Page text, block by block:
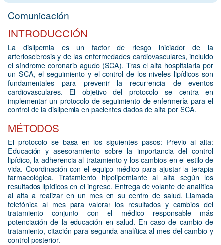
Comunicación
INTRODUCCIÓN
La dislipemia es un factor de riesgo iniciador de la
arteriosclerosis y de las enfermedades cardiovasculares, incluido
el síndrome coronario agudo (SCA). Tras el alta hospitalaria por
un SCA, el seguimiento y el control de los niveles lipídicos son
fundamentales para prevenir la recurrencia de eventos
cardiovasculares. El objetivo del protocolo se centra en
implementar un protocolo de seguimiento de enfermería para el
control de la dislipemia en pacientes dados de alta por SCA.
MÉTODOS
El protocolo se basa en los siguientes pasos: Previo al alta:
Educación y asesoramiento sobre la importancia del control
lipídico, la adherencia al tratamiento y los cambios en el estilo de
vida. Coordinación con el equipo médico para ajustar la terapia
farmacológica. Tratamiento hipolipemiante al alta según los
resultados lipídicos en el ingreso. Entrega de volante de analítica
al alta a realizar en un mes en su centro de salud. Llamada
telefónica al mes para valorar los resultados y cambios del
tratamiento conjunto con el médico responsable más
potenciación de la educación en salud. En caso de cambio de
tratamiento, citación para segunda analítica al mes del cambio y
control posterior.